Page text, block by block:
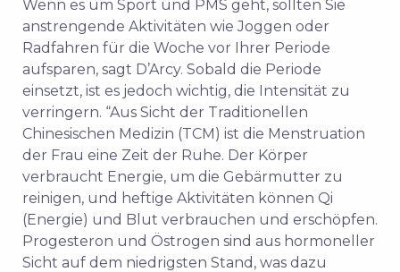
Wenn es um Sport und PMS geht, sollten Sie
anstrengende Aktivitäten wie Joggen oder
Radfahren für die Woche vor Ihrer Periode
aufsparen, sagt D’Arcy. Sobald die Periode
einsetzt, ist es jedoch wichtig, die Intensität zu
verringern. “Aus Sicht der Traditionellen
Chinesischen Medizin (TCM) ist die Menstruation
der Frau eine Zeit der Ruhe. Der Körper
verbraucht Energie, um die Gebärmutter zu
reinigen, und heftige Aktivitäten können Qi
(Energie) und Blut verbrauchen und erschöpfen.
Progesteron und Östrogen sind aus hormoneller
Sicht auf dem niedrigsten Stand, was dazu